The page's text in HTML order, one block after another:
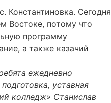
Константиновка. Сегодня
Востоке, потому что
программу
а также казачий
ежедневно
уставная
колледж» Станислав